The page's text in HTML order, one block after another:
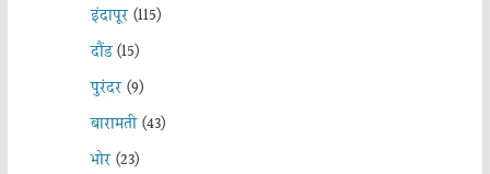
इंदापूर(115)
दौंड(15)
पुरंदर(9)
बारामती(43)
भोर(23)